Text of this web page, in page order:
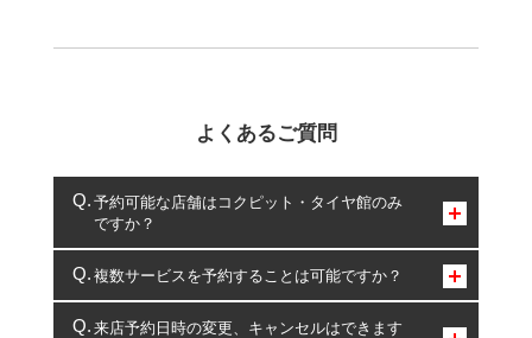
よくあるご質問
予約可能な店舗はコクピット・タイヤ館のみ
ですか？
コクピット・タイヤ館のみとなります。
複数サービスを予約することは可能ですか？
複数サービスのご予約は可能です。
来店予約日時の変更、キャンセルはできます